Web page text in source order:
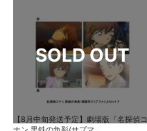
【8月中旬発送予定】劇場版『名探偵コ